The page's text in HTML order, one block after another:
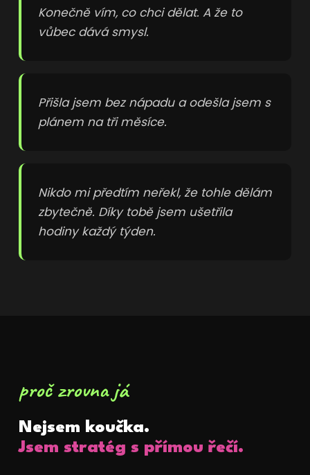
Konečně vím, co chci dělat. A že to
vůbec dává smysl.
Přišla jsem bez nápadu a odešla jsem s
plánem na tři měsíce.
Nikdo mi předtím neřekl, že tohle dělám
zbytečně. Díky tobě jsem ušetřila
hodiny každý týden.
proč zrovna já
Nejsem koučka.
Jsem stratég s přímou řečí.